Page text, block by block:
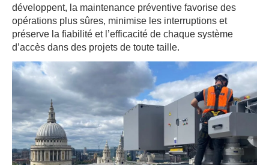
développent, la maintenance préventive favorise des
opérations plus sûres, minimise les interruptions et
préserve la fiabilité et l’efficacité de chaque système
d’accès dans des projets de toute taille.